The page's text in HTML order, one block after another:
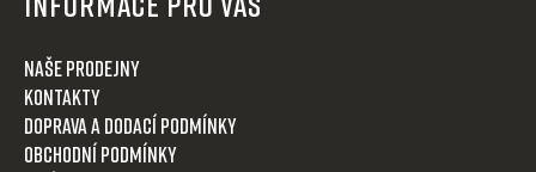
Naše prodejny
Kontakty
Doprava a dodací podmínky
Obchodní podmínky